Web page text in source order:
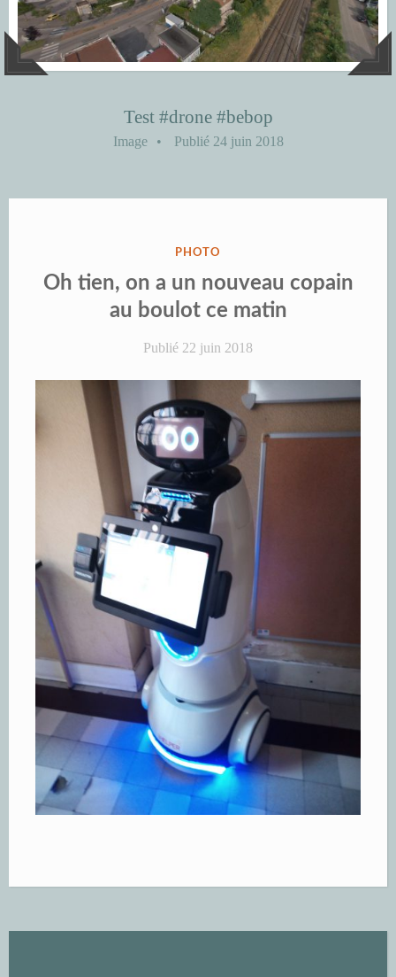
Test #drone #bebop
Image • Publié 24 juin 2018
PUBLIÉ
PHOTO
Oh tien, on a un nouveau copain
au boulot ce matin
Publié 22 juin 2018